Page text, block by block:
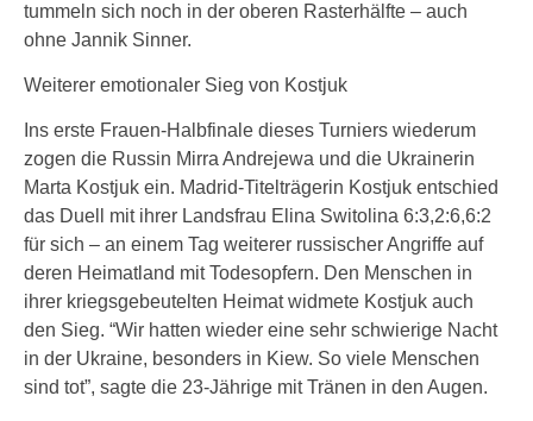
tummeln sich noch in der oberen Rasterhälfte – auch
ohne Jannik Sinner.
Weiterer emotionaler Sieg von Kostjuk
Ins erste Frauen-Halbfinale dieses Turniers wiederum
zogen die Russin Mirra Andrejewa und die Ukrainerin
Marta Kostjuk ein. Madrid-Titelträgerin Kostjuk entschied
das Duell mit ihrer Landsfrau Elina Switolina 6:3,2:6,6:2
für sich – an einem Tag weiterer russischer Angriffe auf
deren Heimatland mit Todesopfern. Den Menschen in
ihrer kriegsgebeutelten Heimat widmete Kostjuk auch
den Sieg. “Wir hatten wieder eine sehr schwierige Nacht
in der Ukraine, besonders in Kiew. So viele Menschen
sind tot”, sagte die 23-Jährige mit Tränen in den Augen.